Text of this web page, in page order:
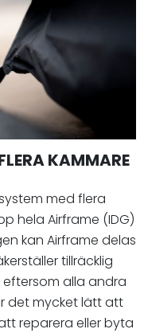
KAMMARE
med flera
hela Airframe (IDG)
kan Airframe delas
tillräcklig
alla andra
det mycket lätt att
reparera eller byta